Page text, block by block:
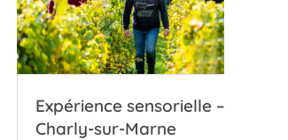
Expérience sensorielle –
Charly-sur-Marne